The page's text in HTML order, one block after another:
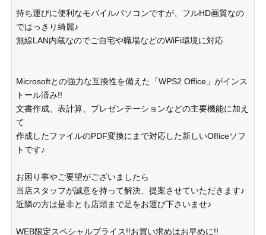
持ち運びに便利なモバイルパソコンですが、フルHD画質なの
ではっきり綺麗♪
無線LAN内蔵なのでご自宅や職場などのWiFi環境に対応
Microsoftとの強力な互換性を備えた「WPS2 Office」がインス
トール済み!!
文書作成、表計算、プレゼンテーションなどの主要機能に加え
て
作成したファイルのPDF変換にまで対応した新しいOfficeソフ
トです♪
お困り事やご要望がございましたら
当店スタッフが誠意を持って解決、提案させていただきます♪
近隣の方は是非とも店頭まで足をお運び下さいませ♪
WEB限定スペシャルプライス!!お買い求めはお早めに!!